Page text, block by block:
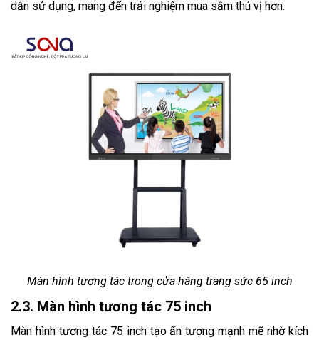
dẫn sử dụng, mang đến trải nghiệm mua sắm thú vị hơn.
Màn hình tương tác trong cửa hàng trang sức 65 inch
2.3. Màn hình tương tác 75 inch
Màn hình tương tác 75 inch tạo ấn tượng mạnh mẽ nhờ kích